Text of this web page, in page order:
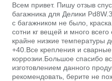
Всем привет. Пишу отзыв
багажника для Делики
с багажником не было,
сотни кг вещей и много
крайне низкие температуры
+40.Все крепления и
коррозии.Большое спасибо
изготовлением данного
рекомендовать, берите не